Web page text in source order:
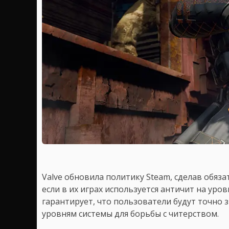
Valve обновила политику Steam, сделав
если в их играх используется античит на
гарантирует, что пользователи будут точно
уровням системы для борьбы с читерством.